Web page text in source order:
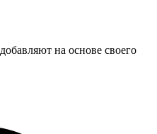
на основе своего